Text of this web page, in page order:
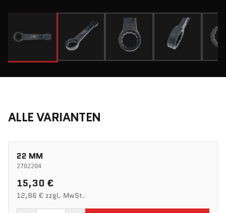
ALLE VARIANTEN
22 MM
2702204
15,30 €
12,86 € zzgl. MwSt.